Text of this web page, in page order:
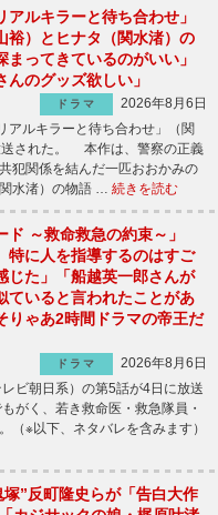
アルキラーと待ち合わせ」
裕）とヒナタ（関水渚）の
まってきているのがいい」
んのグッズ欲しい」
ドラマ
2026年8月6日
アルキラーと待ち合わせ」（関
送された。 本作は、警察の正義
犯関係を結んだ一匹おおかみの
水渚）の物語 … 続きを読む
ド ～救命救急の約束～」
特に人を指導するのはすご
じた」「船越英一郎さんが
ていると言われたことがあ
りゃあ2時間ドラマの帝王だ
ドラマ
2026年8月6日
ビ朝日系）の第5話が4日に放送
がく、若き救命医・救急隊員・
（※以下、ネタバレを含みます）
塚”反町隆史らが「告白大作